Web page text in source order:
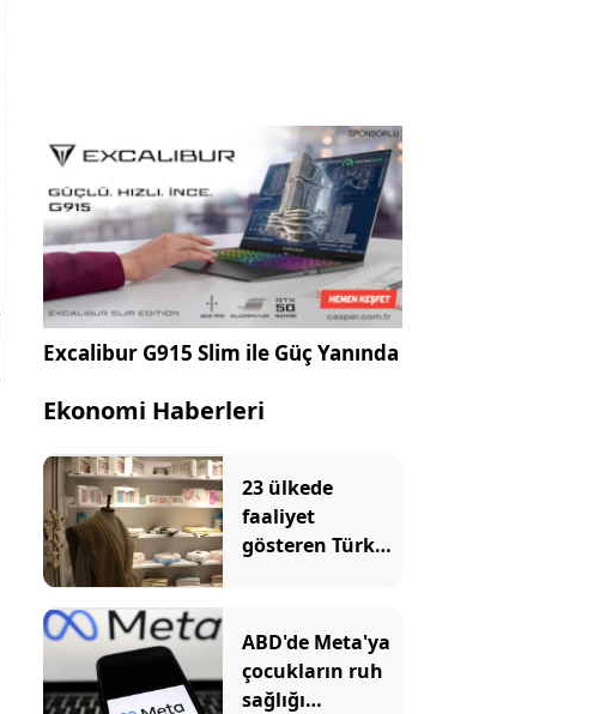
Excalibur G915 Slim ile Güç Yanında
Ekonomi Haberleri
23 ülkede
faaliyet
gösteren Türk
bütün
mağazalarını
kapatıyor
ABD'de Meta'ya
çocukların ruh
sağlığı